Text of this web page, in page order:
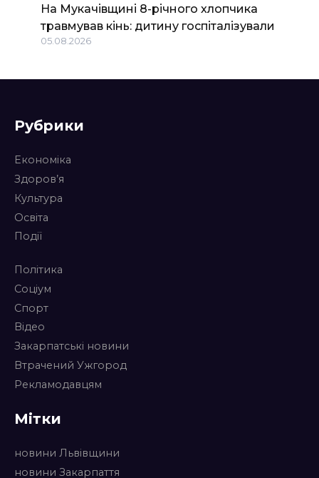
На Мукачівщині 8-річного хлопчика
травмував кінь: дитину госпіталізували
05.08.2026
Рубрики
Економіка
Здоров’я
Культура
Освіта
Події
Політика
Соціум
Спорт
Відео
Закарпатські новини
Втрачений Ужгород
Рекламодавцям
Мітки
новини Львівщини
новини Закарпаття